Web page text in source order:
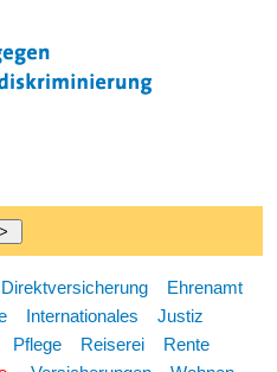
Direktversicherung
Ehrenamt
Internationales
Justiz
Pflege Reiserei
Rente